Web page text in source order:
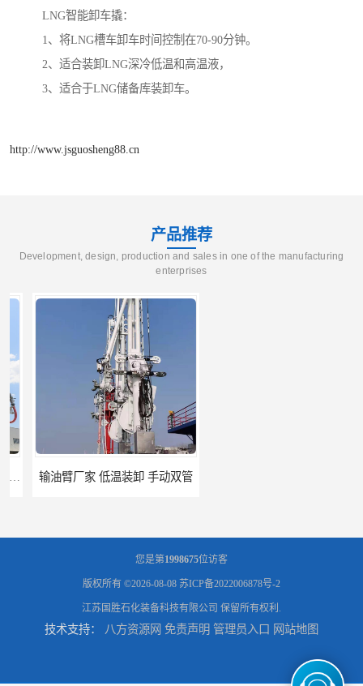
LNG智能卸车撬：
1、将LNG槽车卸车时间控制在70-90分钟。
2、适合装卸LNG深冷低温和高温液，
3、适合于LNG储备库装卸车。
http://www.jsguosheng88.cn
产品推荐
Development, design, production and sales in one of the manufacturing
enterprises
输油臂厂家 低温装卸 手动双管
高低温顶部装车鹤管 耐高温耐高压耐腐蚀 鹤管_鹤管销售_鹤管供应商
您是第1998675位访客
版权所有 ©2026-08-08 苏ICP备2022006878号-2
江苏国胜石化装备科技有限公司 保留所有权利.
技术支持： 八方资源网 免责声明 管理员入口 网站地图